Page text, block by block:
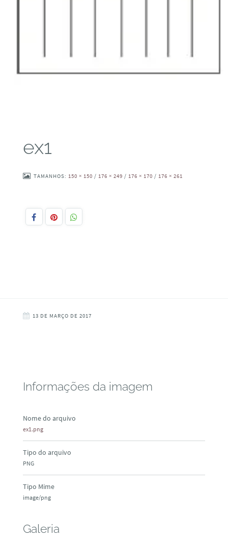
ex1
TAMANHOS: 150 × 150 / 176 × 249 / 176 × 170 / 176 × 261
13 DE MARÇO DE 2017
Informações da imagem
Nome do arquivo
ex1.png
Tipo do arquivo
PNG
Tipo Mime
image/png
Galeria